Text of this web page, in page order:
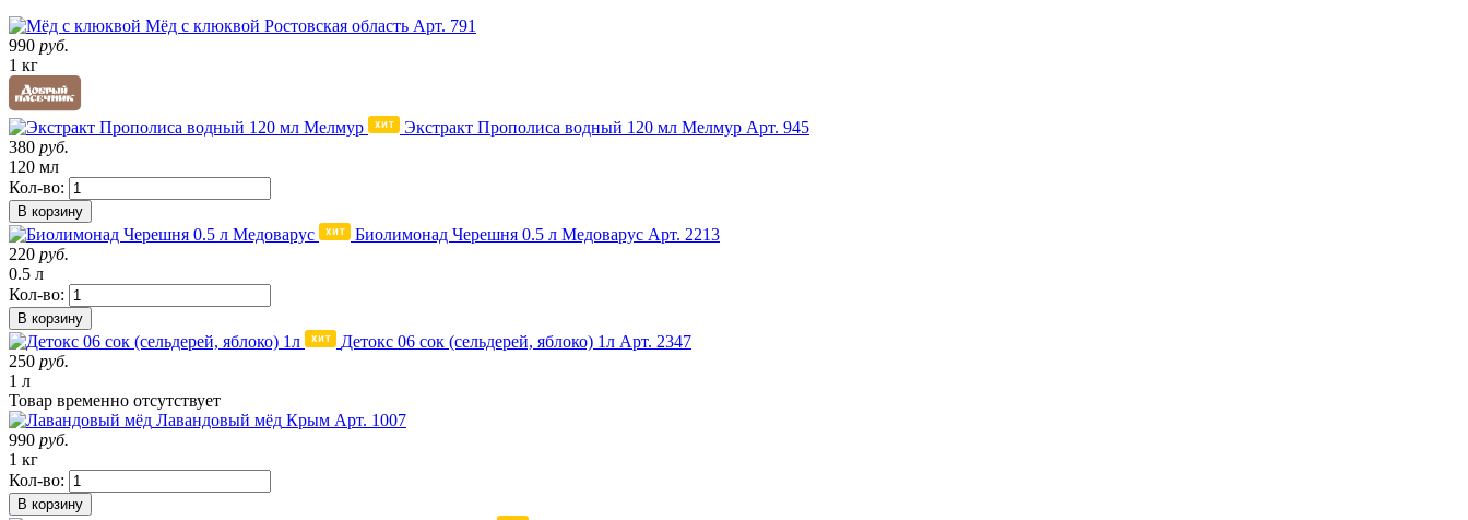
Мёд с клюквой Ростовская область Арт. 791
990 руб.
1 кг
Экстракт Прополиса водный 120 мл Мелмур Арт. 945
380 руб.
120 мл
Кол-во:
В корзину
Биолимонад Черешня 0.5 л Медоварус Арт. 2213
220 руб.
0.5 л
Кол-во:
В корзину
Детокс 06 сок (сельдерей, яблоко) 1л Арт. 2347
250 руб.
1 л
Товар временно отсутствует
Лавандовый мёд Крым Арт. 1007
990 руб.
1 кг
Кол-во:
В корзину